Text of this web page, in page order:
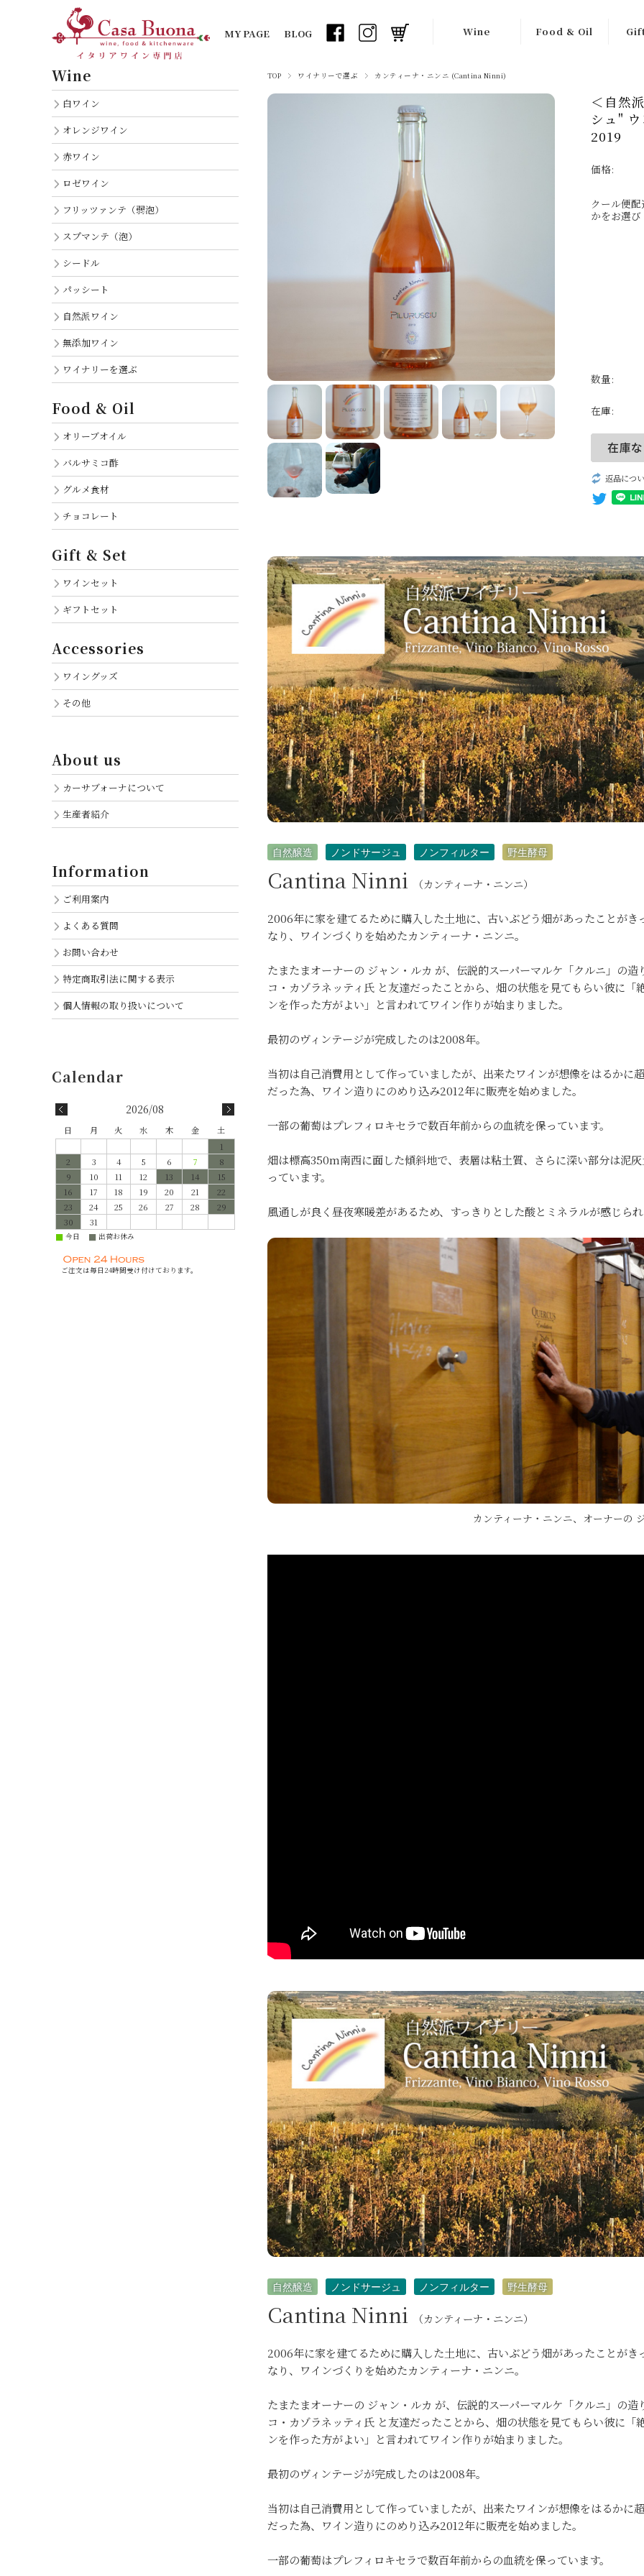
MY PAGE BLOG Wine
自然派ワイン
無添加ワイン
生産者一覧
Food & Oil
バルサミコ酢
チョコレート
ギ
TOP ワイナリーで選ぶ カンティーナ・ニンニ (Cantina Ninni)
＜自然
シュ"
2019
価格:
クール便
かをお選
数量:
在庫:
返品につ
自然醸造 ノンドサージュ ノンフィルター 野生酵母
Cantina Ninni （カンティーナ・ニンニ）
2006年に家を建てるために購入した土地に、古いぶどう畑があったことがき
なり、ワインづくりを始めたカンティーナ・ニンニ。
たまたまオーナーの ジャン・ルカ が、伝説的スーパーマルケ「クルニ」の造
コ・カゾラネッティ氏 と友達だったことから、畑の状態を見てもらい彼に「
ンを作った方がよい」と言われてワイン作りが始まりました。
最初のヴィンテージが完成したのは2008年。
当初は自己消費用として作っていましたが、出来たワインが想像をはるかに
だった為、ワイン造りにのめり込み2012年に販売を始めました。
一部の葡萄はプレフィロキセラで数百年前からの血統を保っています。
畑は標高350m南西に面した傾斜地で、表層は粘土質、さらに深い部分は泥
っています。
風通しが良く昼夜寒暖差があるため、すっきりとした酸とミネラルが感じら
カンティーナ・ニンニ、オーナーの
自然醸造 ノンドサージュ ノンフィルター 野生酵母
Cantina Ninni （カンティーナ・ニンニ）
2006年に家を建てるために購入した土地に、古いぶどう畑があったことがき
なり、ワインづくりを始めたカンティーナ・ニンニ。
たまたまオーナーの ジャン・ルカ が、伝説的スーパーマルケ「クルニ」の造
コ・カゾラネッティ氏 と友達だったことから、畑の状態を見てもらい彼に「
ンを作った方がよい」と言われてワイン作りが始まりました。
最初のヴィンテージが完成したのは2008年。
当初は自己消費用として作っていましたが、出来たワインが想像をはるかに
だった為、ワイン造りにのめり込み2012年に販売を始めました。
一部の葡萄はプレフィロキセラで数百年前からの血統を保っています。
Wine
白ワイン
オレンジワイン
赤ワイン
ロゼワイン
フリッツァンテ（弱泡）
スプマンテ（泡）
シードル
パッシート
自然派ワイン
無添加ワイン
ワイナリーを選ぶ
Food & Oil
オリーブオイル
バルサミコ酢
グルメ食材
チョコレート
Gift & Set
ワインセット
ギフトセット
Accessories
ワイングッズ
その他
About us
カーサブォーナについて
生産者紹介
Information
ご利用案内
よくある質問
お問い合わせ
特定商取引法に関する表示
個人情報の取り扱いについて
2026/08
日 月 火 水 木 金
土
1
2
3 4 5 6 7
8
9
10 11 12 13 14
15
16
17 18 19 20 21
22
23
24 25 26 27 28
29
30
31
■ 今日 ■ 出荷お休み
ご注文は毎日24時間受け付けております。